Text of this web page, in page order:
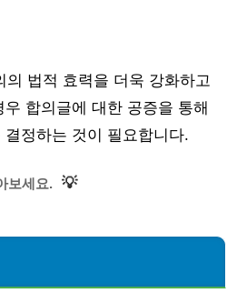
법적 효력을 더욱 강화하고
합의글에 대한 공증을 통해
정하는 것이 필요합니다.
보세요. 💡